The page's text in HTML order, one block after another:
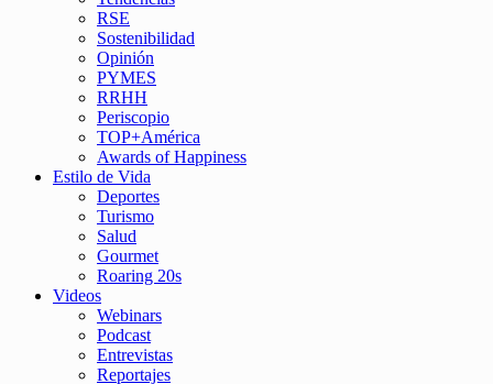
RSE
Sostenibilidad
Opinión
PYMES
RRHH
Periscopio
TOP+América
Awards of Happiness
Estilo de Vida
Deportes
Turismo
Salud
Gourmet
Roaring 20s
Videos
Webinars
Podcast
Entrevistas
Reportajes